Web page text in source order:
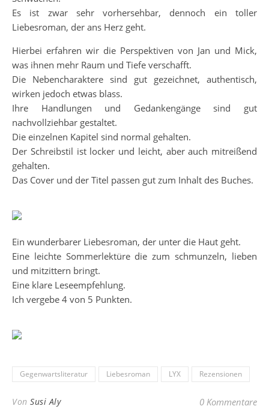
Es ist zwar sehr vorhersehbar, dennoch ein toller
Liebesroman, der ans Herz geht.
Hierbei erfahren wir die Perspektiven von Jan und Mick,
was ihnen mehr Raum und Tiefe verschafft.
Die Nebencharaktere sind gut gezeichnet, authentisch,
wirken jedoch etwas blass.
Ihre Handlungen und Gedankengänge sind gut
nachvollziehbar gestaltet.
Die einzelnen Kapitel sind normal gehalten.
Der Schreibstil ist locker und leicht, aber auch mitreißend
gehalten.
Das Cover und der Titel passen gut zum Inhalt des Buches.
Ein wunderbarer Liebesroman, der unter die Haut geht.
Eine leichte Sommerlektüre die zum schmunzeln, lieben
und mitzittern bringt.
Eine klare Leseempfehlung.
Ich vergebe 4 von 5 Punkten.
Gegenwartsliteratur Liebesroman LYX Rezensionen
Von Susi Aly 0 Kommentare